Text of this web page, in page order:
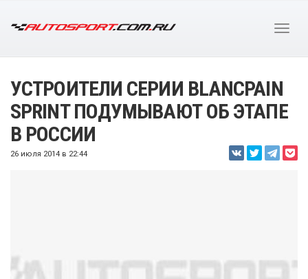
УСТРОИТЕЛИ СЕРИИ BLANCPAIN
SPRINT ПОДУМЫВАЮТ ОБ ЭТАПЕ
В РОССИИ
26 июля 2014 в 22:44